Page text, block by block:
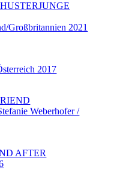
Großbritannien 2021
2017
Weberhofer /
AFTER